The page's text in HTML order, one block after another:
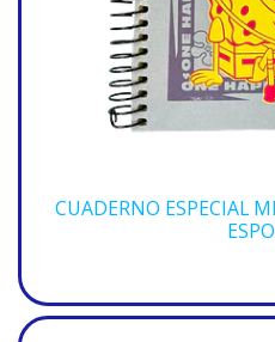
CUADERNO ESPECIAL